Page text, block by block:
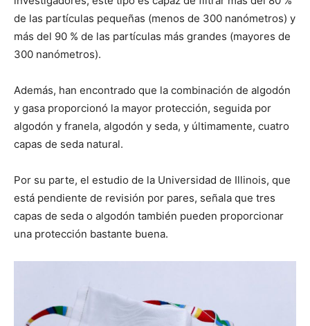
de las partículas pequeñas (menos de 300 nanómetros) y
más del 90 % de las partículas más grandes (mayores de
300 nanómetros).
Además, han encontrado que la combinación de algodón
y gasa proporcionó la mayor protección, seguida por
algodón y franela, algodón y seda, y últimamente, cuatro
capas de seda natural.
Por su parte, el estudio de la Universidad de Illinois, que
está pendiente de revisión por pares, señala que tres
capas de seda o algodón también pueden proporcionar
una protección bastante buena.